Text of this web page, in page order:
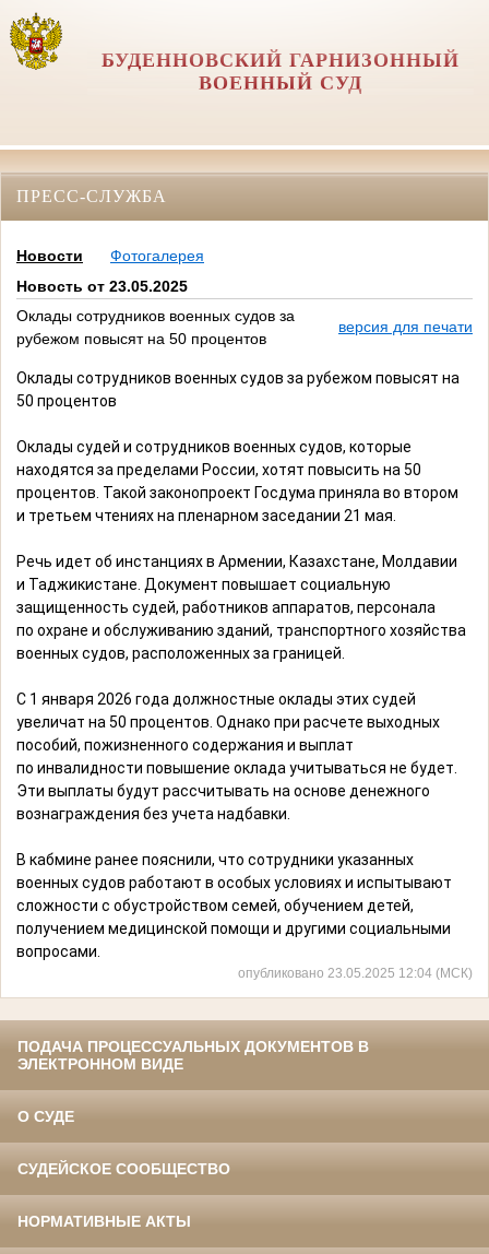
БУДЕННОВСКИЙ ГАРНИЗОННЫЙ
ВОЕННЫЙ СУД
ПРЕСС-СЛУЖБА
Новости
Фотогалерея
Новость от 23.05.2025
Оклады сотрудников военных судов за
рубежом повысят на 50 процентов
версия для печати
Оклады сотрудников военных судов за рубежом повысят на
50 процентов
Оклады судей и сотрудников военных судов, которые
находятся за пределами России, хотят повысить на 50
процентов. Такой законопроект Госдума приняла во втором
и третьем чтениях на пленарном заседании 21 мая.
Речь идет об инстанциях в Армении, Казахстане, Молдавии
и Таджикистане. Документ повышает социальную
защищенность судей, работников аппаратов, персонала
по охране и обслуживанию зданий, транспортного хозяйства
военных судов, расположенных за границей.
С 1 января 2026 года должностные оклады этих судей
увеличат на 50 процентов. Однако при расчете выходных
пособий, пожизненного содержания и выплат
по инвалидности повышение оклада учитываться не будет.
Эти выплаты будут рассчитывать на основе денежного
вознаграждения без учета надбавки.
В кабмине ранее пояснили, что сотрудники указанных
военных судов работают в особых условиях и испытывают
сложности с обустройством семей, обучением детей,
получением медицинской помощи и другими социальными
вопросами.
опубликовано 23.05.2025 12:04 (МСК)
ПОДАЧА ПРОЦЕССУАЛЬНЫХ ДОКУМЕНТОВ В
ЭЛЕКТРОННОМ ВИДЕ
О СУДЕ
СУДЕЙСКОЕ СООБЩЕСТВО
НОРМАТИВНЫЕ АКТЫ